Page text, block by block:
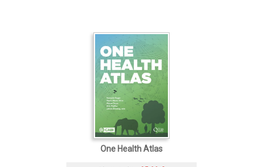
One Health Atlas